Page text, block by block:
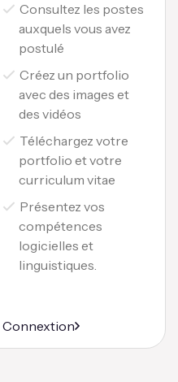
Consultez les postes
auxquels vous avez
postulé
Créez un portfolio
avec des images et
des vidéos
Téléchargez votre
portfolio et votre
curriculum vitae
Présentez vos
compétences
logicielles et
linguistiques.
Connextion